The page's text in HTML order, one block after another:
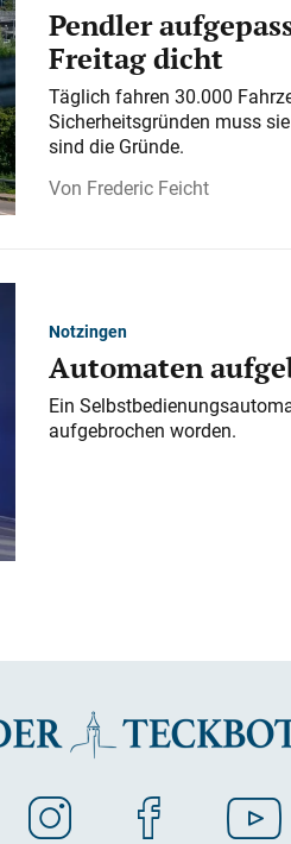
Pendler
Freitag dicht
Täglich fahren 30.000
Sicherheitsgründen muss
sind die Gründe.
Frederic Feicht
Notzingen
Automaten
Ein
aufgebrochen worden.